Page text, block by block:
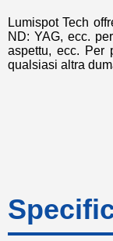
Lumispot Tech
ND: YAG, ecc.
aspettu, ecc. Per
qualsiasi altra